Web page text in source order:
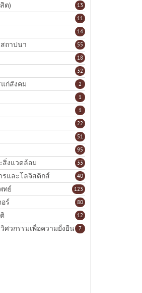
13
ต)
11
14
55
ถาปนา
18
32
2
ก่สังคม
1
1
22
51
95
33
สิ่งแวดล้อม
40
รและโลจิสติกส์
123
ทย์
80
ร์
12
7
ศวกรรมเพื่อความยั่งยืน